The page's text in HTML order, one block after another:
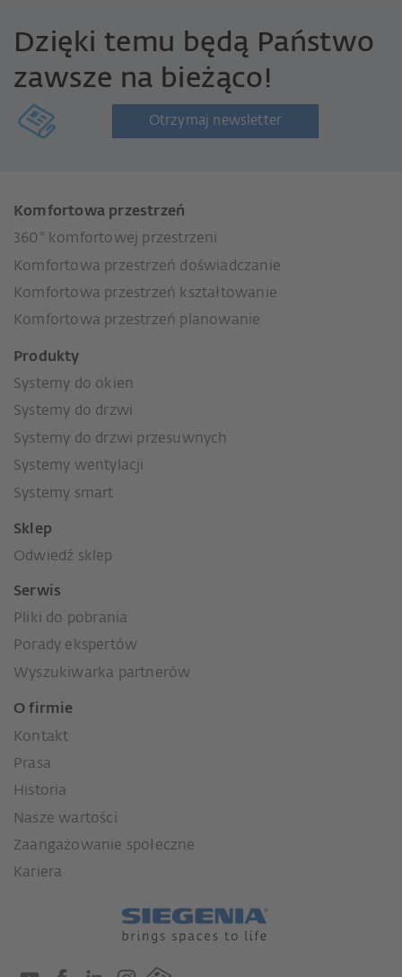
Dzięki temu będą Państwo
zawsze na bieżąco!
Otrzymaj newsletter
Komfortowa przestrzeń
360° komfortowej przestrzeni
Komfortowa przestrzeń doświadczanie
Komfortowa przestrzeń kształtowanie
Komfortowa przestrzeń planowanie
Produkty
Systemy do okien
Systemy do drzwi
Systemy do drzwi przesuwnych
Systemy wentylacji
Systemy smart
Sklep
Odwiedź sklep
Serwis
Pliki do pobrania
Porady ekspertów
Wyszukiwarka partnerów
O firmie
Kontakt
Prasa
Historia
Nasze wartości
Zaangażowanie społeczne
Kariera